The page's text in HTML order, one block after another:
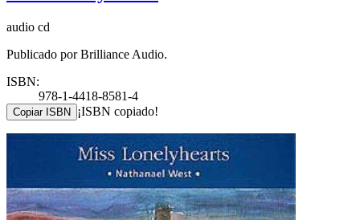
audio cd
Publicado por Brilliance Audio.
ISBN:
978-1-4418-8581-4
Copiar ISBN ¡ISBN copiado!